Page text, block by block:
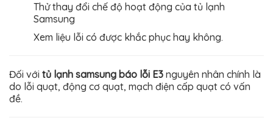
Thử thay đổi chế độ hoạt động của tủ lạnh
Samsung
Xem liệu lỗi có được khắc phục hay không.
Đối với tủ lạnh samsung báo lỗi E3 nguyên nhân chính là
do lỗi quạt, động cơ quạt, mạch điện cấp quạt có vấn
đề.